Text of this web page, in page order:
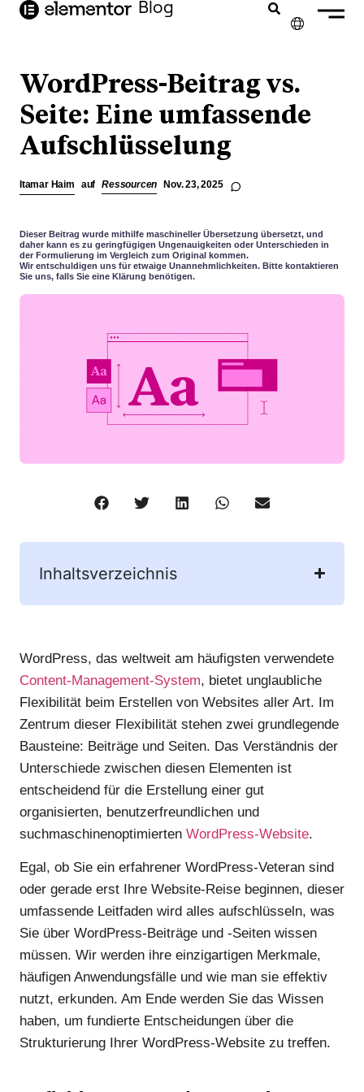
springen
Blog
FRANÇAIS
ITALIANO
WordPress-Beitrag vs.
Seite: Eine umfassende
Aufschlüsselung
Itamar Haim auf Ressourcen Nov. 23, 2025
Dieser Beitrag wurde mithilfe maschineller Übersetzung übersetzt, und
daher kann es zu geringfügigen Ungenauigkeiten oder Unterschieden in
der Formulierung im Vergleich zum Original kommen.
Wir entschuldigen uns für etwaige Unannehmlichkeiten. Bitte kontaktieren
Sie uns, falls Sie eine Klärung benötigen.
Inhaltsverzeichnis
WordPress, das weltweit am häufigsten verwendete
Content-Management-System, bietet unglaubliche
Flexibilität beim Erstellen von Websites aller Art. Im
Zentrum dieser Flexibilität stehen zwei grundlegende
Bausteine: Beiträge und Seiten. Das Verständnis der
Unterschiede zwischen diesen Elementen ist
entscheidend für die Erstellung einer gut
organisierten, benutzerfreundlichen und
suchmaschinenoptimierten WordPress-Website.
Egal, ob Sie ein erfahrener WordPress-Veteran sind
oder gerade erst Ihre Website-Reise beginnen, dieser
umfassende Leitfaden wird alles aufschlüsseln, was
Sie über WordPress-Beiträge und -Seiten wissen
müssen. Wir werden ihre einzigartigen Merkmale,
häufigen Anwendungsfälle und wie man sie effektiv
nutzt, erkunden. Am Ende werden Sie das Wissen
haben, um fundierte Entscheidungen über die
Strukturierung Ihrer WordPress-Website zu treffen.